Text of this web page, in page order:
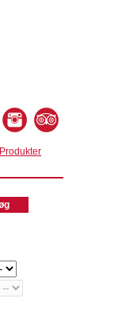
Produkter